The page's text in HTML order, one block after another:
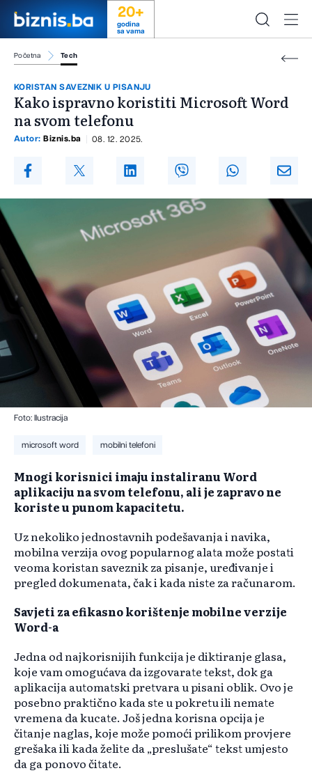
20+
godina
sa vama
Početna Tech
KORISTAN SAVEZNIK U PISANJU
Kako ispravno koristiti Microsoft Word
na svom telefonu
Autor: Biznis.ba 08. 12. 2025.
Foto: Ilustracija
microsoft word mobilni telefoni
Mnogi korisnici imaju instaliranu Word
aplikaciju na svom telefonu, ali je zapravo ne
koriste u punom kapacitetu.
Uz nekoliko jednostavnih podešavanja i navika,
mobilna verzija ovog popularnog alata može postati
veoma koristan saveznik za pisanje, uređivanje i
pregled dokumenata, čak i kada niste za računarom.
Savjeti za efikasno korištenje mobilne verzije
Word-a
Jedna od najkorisnijih funkcija je diktiranje glasa,
koje vam omogućava da izgovarate tekst, dok ga
aplikacija automatski pretvara u pisani oblik. Ovo je
posebno praktično kada ste u pokretu ili nemate
vremena da kucate. Još jedna korisna opcija je
čitanje naglas, koje može pomoći prilikom provjere
grešaka ili kada želite da „preslušate“ tekst umjesto
da ga ponovo čitate.